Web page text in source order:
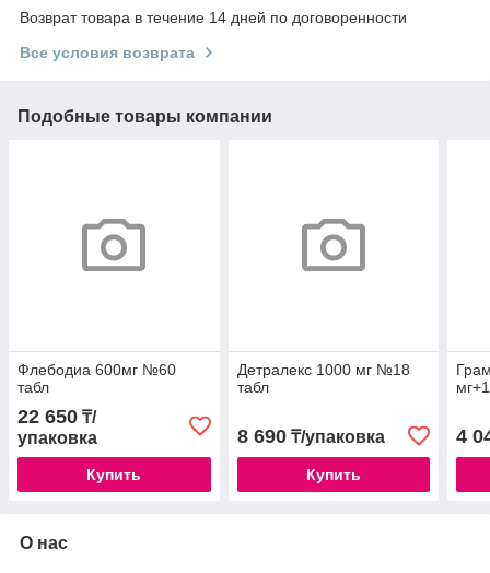
Возврат товара в течение 14 дней по договоренности
Все условия возврата
Подобные товары компании
Флебодиа 600мг №60
табл
22 650 ₸/
упаковка
Купить
Детралекс 1000 мг №18
табл
8 690₸/упаковка
Купить
4
О нас